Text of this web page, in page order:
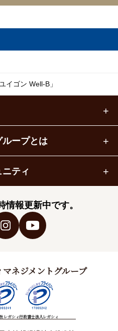
ユイゴン Well-B」
ループとは
ティ
情報更新中です。
マネジメントグループ
レガシィ行政書士法人レガシィ